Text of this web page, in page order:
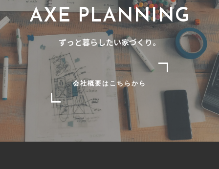
AXE PLANNING
ずっと暮らしたい家づくり。
会社概要はこちらから